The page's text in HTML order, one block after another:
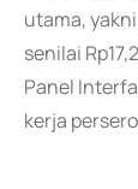
utama,
senilai
Panel
kerja